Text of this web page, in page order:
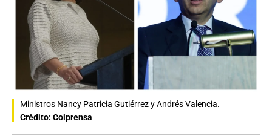
Ministros Nancy Patricia Gutiérrez y Andrés Valencia.
Crédito: Colprensa